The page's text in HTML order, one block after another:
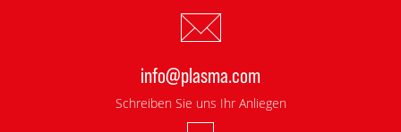
info@plasma.com
Schreiben Sie uns Ihr Anliegen